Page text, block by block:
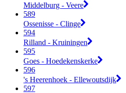
Middelburg - Veere
589
Ossenisse - Clinge
594
Rilland - Kruiningen
595
Goes - Hoedekenskerke
596
's Heerenhoek - Ellewoutsdijk
597